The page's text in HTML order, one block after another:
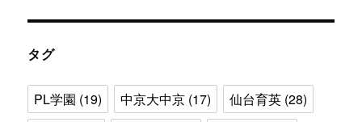
ー
タグ
PL学園 (19) 中京大中京 (17) 仙台育英 (28)